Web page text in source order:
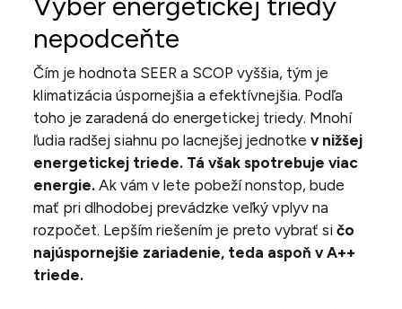
nepodceňte
Čím je hodnota SEER a SCOP vyššia, tým je
klimatizácia úspornejšia a efektívnejšia. Podľa
toho je zaradená do energetickej triedy. Mnohí
ľudia radšej siahnu po lacnejšej jednotkev nižšej
energetickej triede. Tá však spotrebuje viac
energie. Ak vám v lete pobeží nonstop, bude
mať pri dlhodobej prevádzke veľký vplyv na
rozpočet. Lepším riešením je preto vybrať sičo
najúspornejšie zariadenie, teda aspoň v A++
triede.